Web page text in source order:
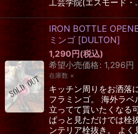
工芸学院(エスモード
IRON BOTTLE
ミンゴ [DULTON]
1,290円(税込)
希望小売価格: 1,296円
在庫数 ×
キッチン周りをお洒落
フラミンゴ。 海外ラベ
立ってて貰いたくなる
ぱっと見ただけでは栓
ンテリア栓抜き。 よく